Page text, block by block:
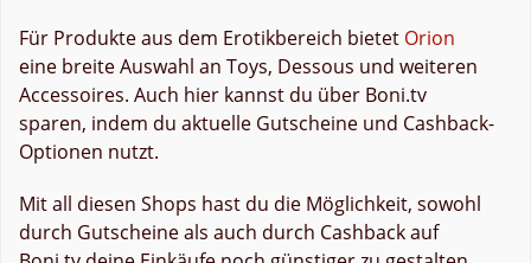
Für Produkte aus dem Erotikbereich bietet Orion
eine breite Auswahl an Toys, Dessous und weiteren
Accessoires. Auch hier kannst du über Boni.tv
sparen, indem du aktuelle Gutscheine und Cashback-
Optionen nutzt.
Mit all diesen Shops hast du die Möglichkeit, sowohl
durch Gutscheine als auch durch Cashback auf